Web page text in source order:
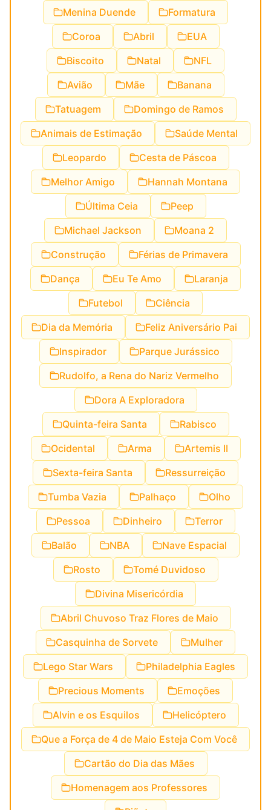
Menina Duende
Formatura
Coroa
Abril
EUA
Biscoito
Natal
NFL
Avião
Mãe
Banana
Tatuagem
Domingo de Ramos
Animais de Estimação
Saúde Mental
Leopardo
Cesta de Páscoa
Melhor Amigo
Hannah Montana
Última Ceia
Peep
Michael Jackson
Moana 2
Construção
Férias de Primavera
Dança
Eu Te Amo
Laranja
Futebol
Ciência
Dia da Memória
Feliz Aniversário Pai
Inspirador
Parque Jurássico
Rudolfo, a Rena do Nariz Vermelho
Dora A Exploradora
Quinta-feira Santa
Rabisco
Ocidental
Arma
Artemis II
Sexta-feira Santa
Ressurreição
Tumba Vazia
Palhaço
Olho
Pessoa
Dinheiro
Terror
Balão
NBA
Nave Espacial
Rosto
Tomé Duvidoso
Divina Misericórdia
Abril Chuvoso Traz Flores de Maio
Casquinha de Sorvete
Mulher
Lego Star Wars
Philadelphia Eagles
Precious Moments
Emoções
Alvin e os Esquilos
Helicóptero
Que a Força de 4 de Maio Esteja Com Você
Cartão do Dia das Mães
Homenagem aos Professores